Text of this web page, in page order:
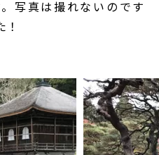
写真は撮れないのです